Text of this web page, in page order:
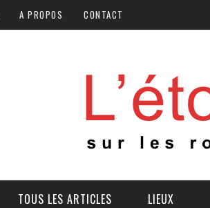
A PROPOS CONTACT
TOUS LES ARTICLES LIEUX